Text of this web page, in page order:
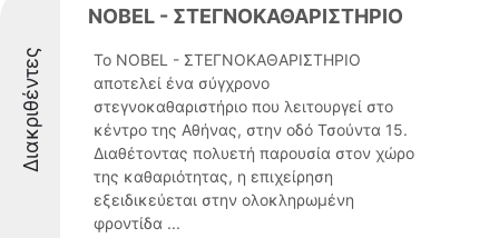
Διακριθέντες
NOBEL - ΣΤΕΓΝΟΚΑΘΑΡΙΣΤΗΡΙΟ
Το NOBEL - ΣΤΕΓΝΟΚΑΘΑΡΙΣΤΗΡΙΟ
αποτελεί ένα σύγχρονο
στεγνοκαθαριστήριο που λειτουργεί στο
κέντρο της Αθήνας, στην οδό Τσούντα 15.
Διαθέτοντας πολυετή παρουσία στον χώρο
της καθαριότητας, η επιχείρηση
εξειδικεύεται στην ολοκληρωμένη
φροντίδα ...